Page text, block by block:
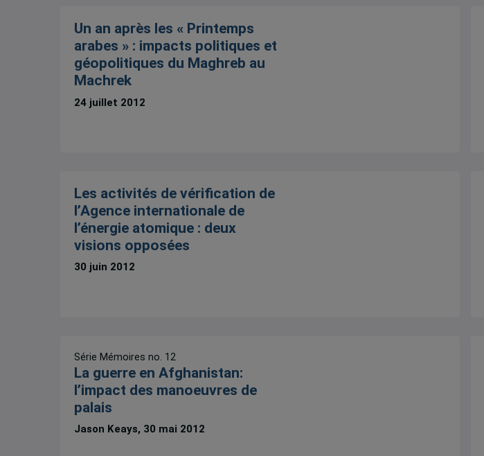
Un an après les « Printemps
arabes » : impacts politiques et
géopolitiques du Maghreb au
Machrek
24 juillet 2012
Les activités de vérification de
l’Agence internationale de
l’énergie atomique : deux
visions opposées
30 juin 2012
Série Mémoires no. 12
La guerre en Afghanistan:
l’impact des manoeuvres de
palais
Jason Keays, 30 mai 2012